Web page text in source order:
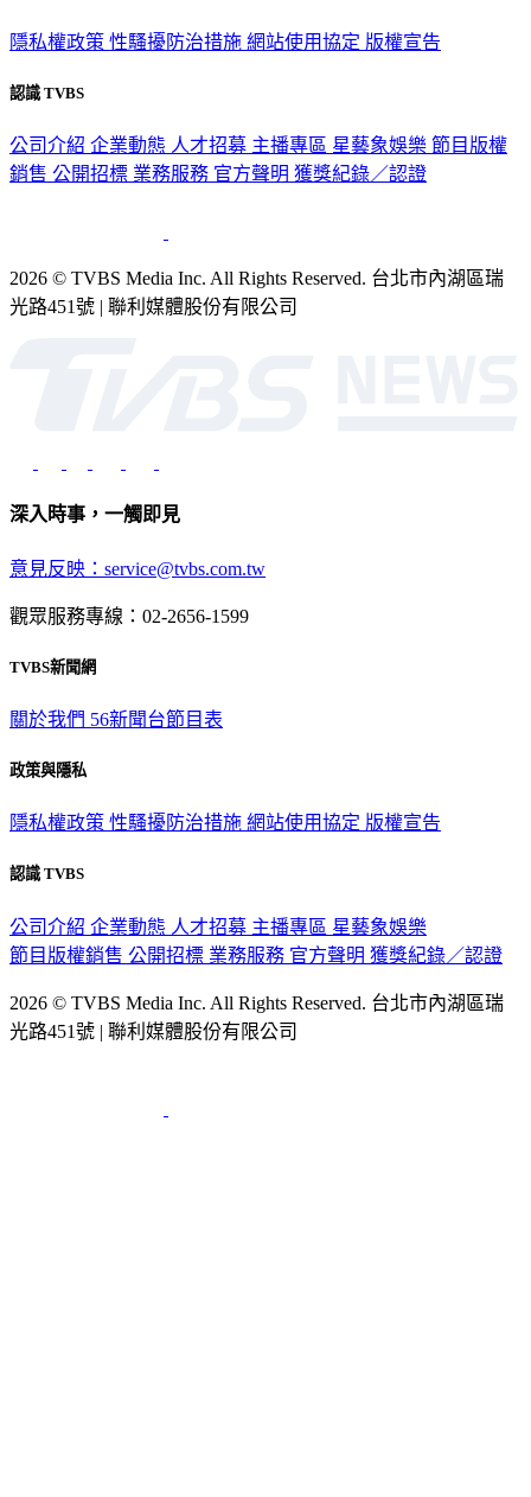
隱私權政策 性騷擾防治措施 網站使用協定 版權宣告
認識 TVBS
公司介紹 企業動態 人才招募 主播專區 星藝象娛樂 節目版權
銷售 公開招標 業務服務 官方聲明 獲獎紀錄／認證
2026 © TVBS Media Inc. All Rights Reserved. 台北市內湖區瑞
光路451號 | 聯利媒體股份有限公司
深入時事，一觸即見
意見反映：service@tvbs.com.tw
觀眾服務專線：02-2656-1599
TVBS新聞網
關於我們 56新聞台節目表
政策與隱私
隱私權政策 性騷擾防治措施 網站使用協定 版權宣告
認識 TVBS
公司介紹 企業動態 人才招募 主播專區 星藝象娛樂
節目版權銷售 公開招標 業務服務 官方聲明 獲獎紀錄／認證
2026 © TVBS Media Inc. All Rights Reserved. 台北市內湖區瑞
光路451號 | 聯利媒體股份有限公司